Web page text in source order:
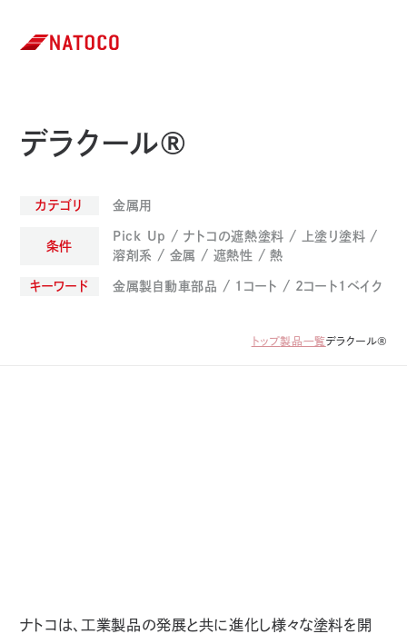
デラクール®
カテゴリ 金属用
条件
Pick Up ナトコの遮熱塗料
上塗り塗料
溶剤系
金属 遮熱性 熱
キーワード 金属製自動車部品 1コート 2コート1ベイク
トップ製品一覧デラクール®
ナトコは、工業製品の発展と共に進化し様々な塗料を開